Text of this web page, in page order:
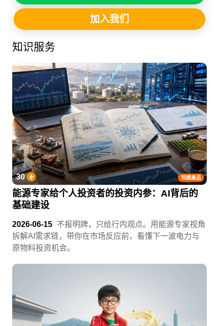
加入我们
知识服务
知識產品
30
能源专家给个人投资者的投资内参：AI背后的
基础建设
2026-06-15 不报明牌，只给行内观点。用能源专家视角
拆解AI需求链，带你在市场反应前，看懂下一波电力与
原物料投资机会。